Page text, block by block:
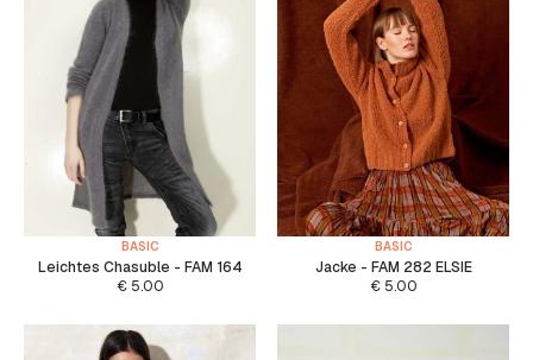
BASIC
Leichtes Chasuble - FAM 164
€5.00
BASIC
Jacke - FAM 282 ELSIE
€5.00